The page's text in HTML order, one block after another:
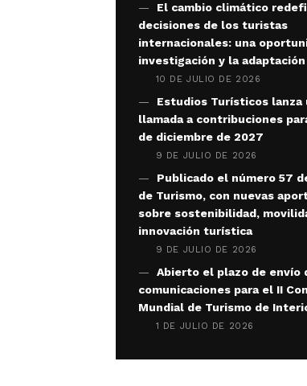
El cambio climático
decisiones de los turistas
internacionales: una
investigación y la
10 DE JULIO DE 2026
Estudios Turísticos lanza
llamada a contribuciones
de diciembre de 2027
9 DE JULIO DE 2026
Publicado el número 57
de Turismo, con nuevas
sobre sostenibilidad,
innovación turística
9 DE JULIO DE 2026
Abierto el plazo de envío
comunicaciones para el II
Mundial de Turismo de
1 DE JULIO DE 2026